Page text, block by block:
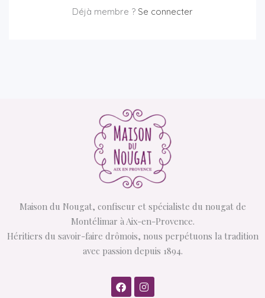
Déjà membre ? Se connecter
Maison du Nougat, confiseur et spécialiste du nougat de
Montélimar à Aix-en-Provence.
Héritiers du savoir-faire drômois, nous perpétuons la tradition
avec passion depuis 1894.
F
a
I
n